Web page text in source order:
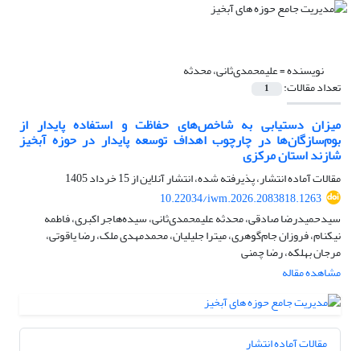
نویسنده =علیمحمدی‌ثانی، محدثه
تعداد مقالات: 1
میزان دستیابی به شاخص‌های حفاظت و استفاده پایدار از
بوم‌سازگان‌ها در چارچوب اهداف توسعه پایدار در حوزه آبخیز
شازند استان مرکزی
مقالات آماده انتشار، پذیرفته شده، انتشار آنلاین از15 خرداد 1405
10.22034/iwm.2026.2083818.1263
سیدحمیدرضا صادقی، محدثه علیمحمدی‌ثانی، سیده‌هاجر اکبری، فاطمه
نیکنام، فروزان جام‌گوهری، میترا جلیلیان، محمدمهدی ملک، رضا یاقوتی،
مرجان بهلکه، رضا چمنی
مشاهده مقاله
مقالات آماده انتشار